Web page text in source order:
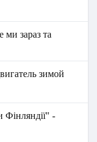
ми зараз та
зимой
Фінляндії" -